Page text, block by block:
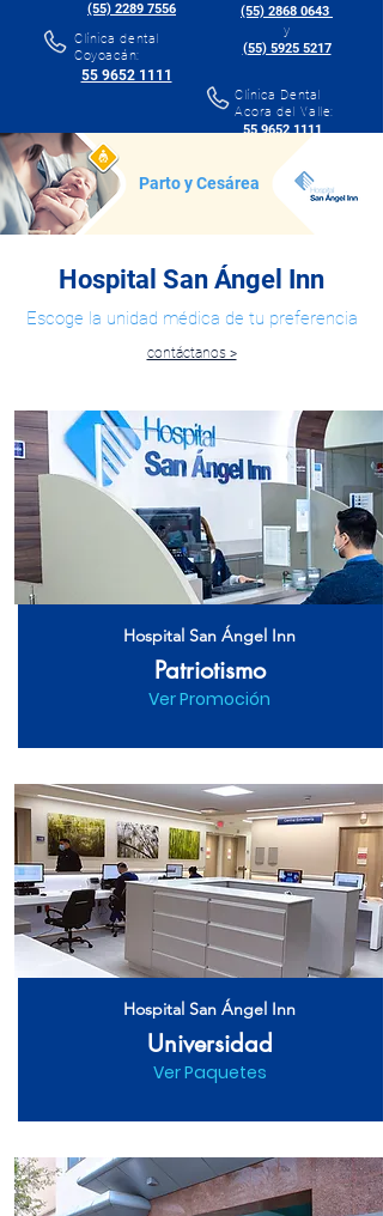
(55) 2289 7556
Clínica dental
Coyoacán:
55 9652 1111
(55) 2868 0643
y
(55) 5925 5217
Clínica Dental
Acora del Valle:
55 9652 1111
Parto y Cesárea
Hospital San Ángel Inn
Escoge la unidad médica de tu preferencia
contáctanos >
Hospital San Ángel Inn
Patriotismo
Ver Promoción
Hospital San Ángel Inn
Universidad
Ver Paquetes